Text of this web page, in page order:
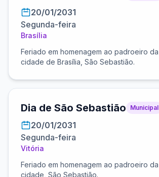
20/01/2031
Segunda-feira
Brasília
Feriado em homenagem ao padroeiro da
cidade de Brasília, São Sebastião.
Dia de São Sebastião Municipal
20/01/2031
Segunda-feira
Vitória
Feriado em homenagem ao padroeiro da
cidade, São Sebastião.